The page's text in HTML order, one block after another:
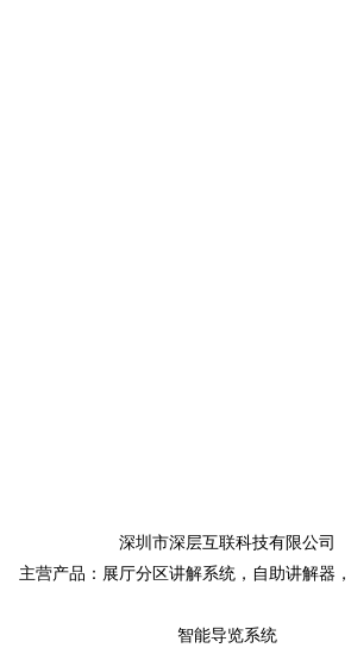
深圳市深层互联科技有限公司
主营产品： 展厅分区讲解系统 ， 自助讲解器 ，
智能导览系统